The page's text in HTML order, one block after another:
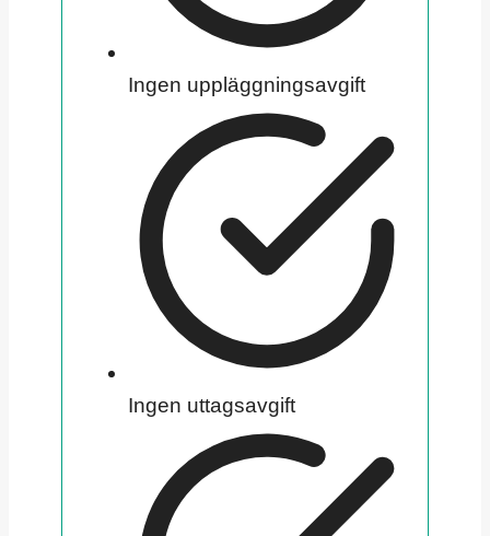
Ingen uppläggningsavgift
Ingen uttagsavgift